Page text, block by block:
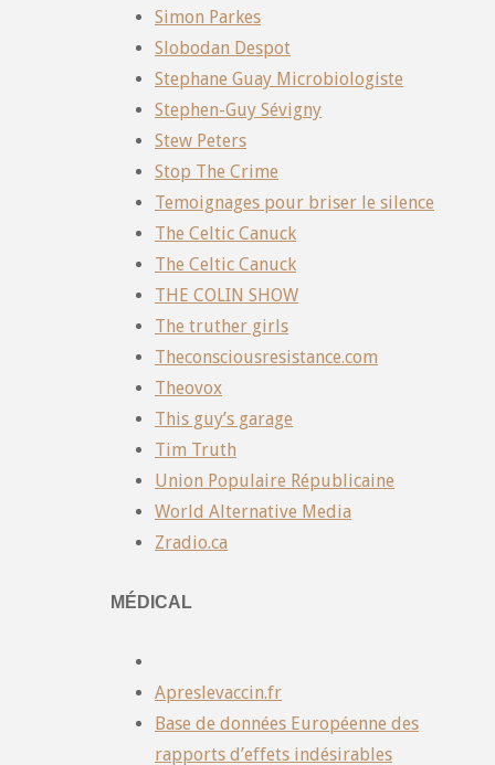
Simon Parkes
Slobodan Despot
Stephane Guay Microbiologiste
Stephen-Guy Sévigny
Stew Peters
Stop The Crime
Temoignages pour briser le silence
The Celtic Canuck
The Celtic Canuck
THE COLIN SHOW
The truther girls
Theconsciousresistance.com
Theovox
This guy’s garage
Tim Truth
Union Populaire Républicaine
World Alternative Media
Zradio.ca
MÉDICAL
Apreslevaccin.fr
Base de données Européenne des
rapports d’effets indésirables